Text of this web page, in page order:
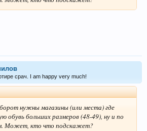
срач. I am happy very much!
нужны магазины (или места) где
обувь больших размеров (48-49), ну и по
Может, кто что подскажет?